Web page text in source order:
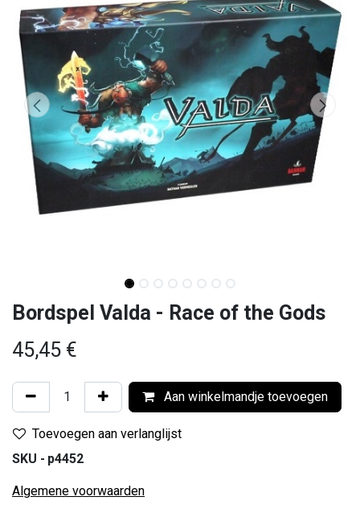
Bordspel Valda - Race of the Gods
45,45 €
Aan winkelmandje toevoegen
Toevoegen aan verlanglijst
SKU - p4452
Algemene voorwaarden